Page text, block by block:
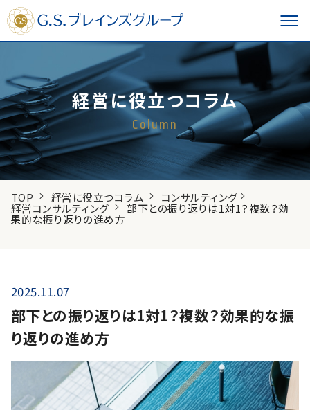
経営に役立つコラム
Column
TOP 経営に役立つコラム コンサルティング
経営コンサルティング 部下との振り返りは1対1？複数？効
果的な振り返りの進め方
2025.11.07
部下との振り返りは1対1？複数？効果的な振
り返りの進め方